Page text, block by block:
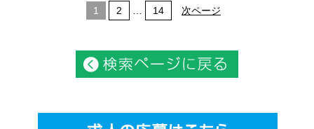
1 2 14 次ページ